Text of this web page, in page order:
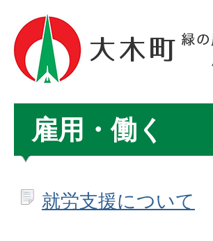
雇用・働く
就労支援について